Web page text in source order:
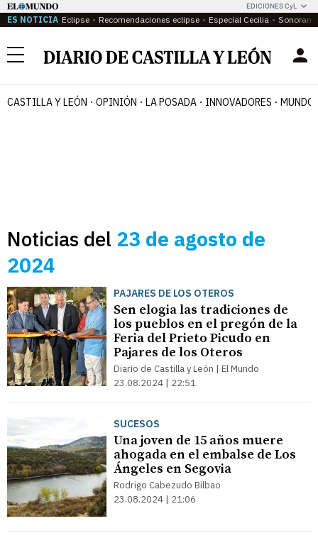
EDICIONES CyL
ES NOTICIA Eclipse Recomendaciones eclipse Especial Cecilia
Menú
CASTILLA Y LEÓN OPINIÓN LA POSADA INNOVADORES MUNDO
Noticias del 23 de agosto de
2024
PAJARES DE LOS OTEROS
Sen elogia las tradiciones de
los pueblos en el pregón de la
Feria del Prieto Picudo en
Pajares de los Oteros
Diario de Castilla y León | El Mundo
23.08.2024 | 22:51
SUCESOS
Una joven de 15 años muere
ahogada en el embalse de Los
Ángeles en Segovia
Rodrigo Cabezudo Bilbao
23.08.2024 | 21:06